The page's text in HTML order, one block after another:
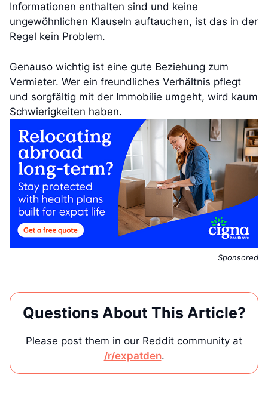
Informationen enthalten sind und keine
ungewöhnlichen Klauseln auftauchen, ist das in der
Regel kein Problem.
Genauso wichtig ist eine gute Beziehung zum
Vermieter. Wer ein freundliches Verhältnis pflegt
und sorgfältig mit der Immobilie umgeht, wird kaum
Schwierigkeiten haben.
Sponsored
Questions About This Article?
Please post them in our Reddit community at
/r/expatden.